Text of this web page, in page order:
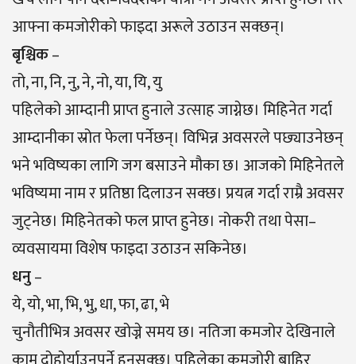
आफ्ना कमजाेरीकाे फाइदा अरूले उठाउन सक्छन्।
बृश्चिक–
तो, ना, नि, नु, ने, नो, या, यि, यु
पहिलेको आम्दानी प्राप्त हुनाले उत्साह जाग्नेछ। मिहिनेत गर्दा
आम्दानीका स्रोत फेला पर्नेछन्। विभिन्न अवसरले पछ्याउनेछन्
भने भविष्यका लागि जग बसाउने मौका छ। आजको मिहिनेतले
भविष्यमा नाम र प्रतिष्ठा दिलाउन सक्छ। प्रयत्न गर्दा राम्रै अवसर
जुट्नेछ। मिहिनेतको फल प्राप्त हुनेछ। नोकरी तथा पेसा–
व्यवसायमा विशेष फाइदा उठाउन सकिनेछ।
धनु–
ये, यो, भा, भि, भु, धा, फा, ढा, भे
चुनौतीभित्र अवसर खोज्ने समय छ। नतिजा कमजोर देखिनाले